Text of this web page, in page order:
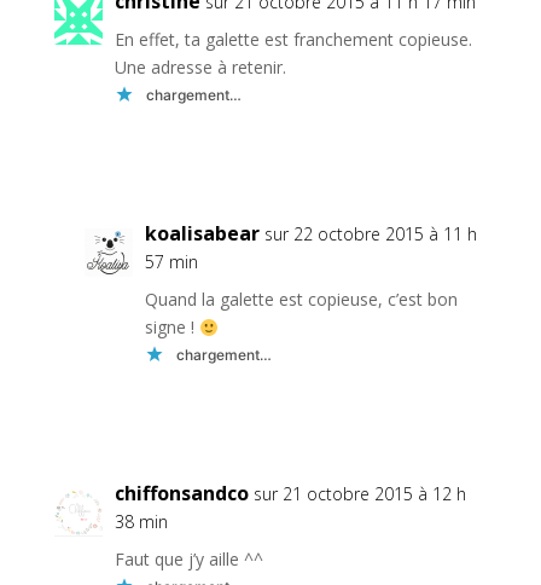
En effet, ta galette est franchement copieuse.
Une adresse à retenir.
chargement…
koalisabear sur 22 octobre 2015 à 11 h
57 min
Quand la galette est copieuse, c’est bon
signe !
chargement…
chiffonsandco sur 21 octobre 2015 à 12 h
38 min
Faut que j’y aille ^^